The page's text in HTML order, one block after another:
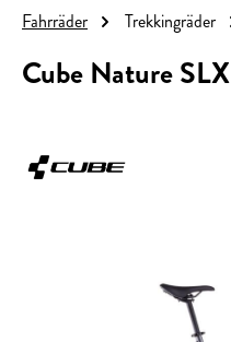
Fahrräder Trekkingräder
Cube Nature SLX
Bildergalerie überspringen